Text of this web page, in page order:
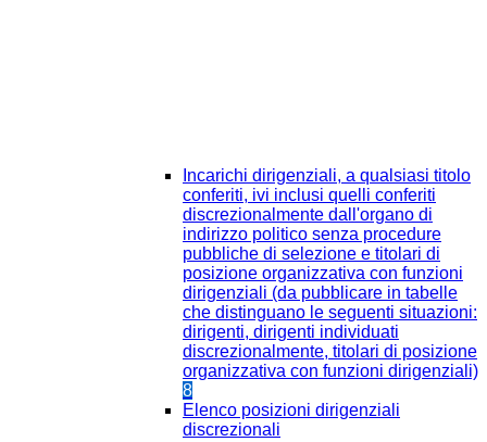
Incarichi dirigenziali, a qualsiasi titolo
conferiti, ivi inclusi quelli conferiti
discrezionalmente dall'organo di
indirizzo politico senza procedure
pubbliche di selezione e titolari di
posizione organizzativa con funzioni
dirigenziali (da pubblicare in tabelle
che distinguano le seguenti situazioni:
dirigenti, dirigenti individuati
discrezionalmente, titolari di posizione
organizzativa con funzioni dirigenziali)
8
Elenco posizioni dirigenziali
discrezionali